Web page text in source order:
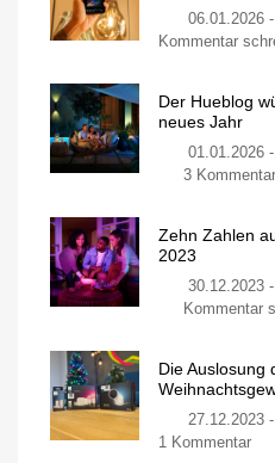
06.01.2026
Kommentar
Der Hueblog
neues Jahr
01.01.2026
3
Zehn Zahlen
2023
30.12.2023
Kommentar
Die Auslosung
27.12.2023
1 Kommentarzu